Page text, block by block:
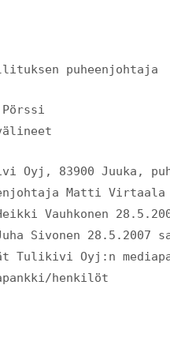
puheenjohtaja
Oyj, 83900 Juuka,
Matti Virtaala
Vauhkonen
Sivonen 28.5.2007
Tulikivi Oyj:n
henkilöt